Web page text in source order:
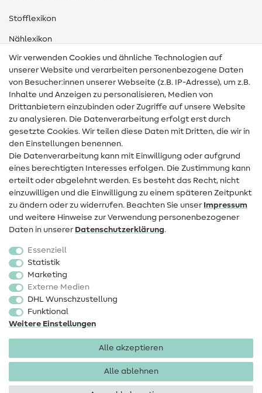
Stofflexikon
Nählexikon
Nähanleitungen
Hilfe & Kontakt
Kontakt
Infos zum Betreiberwechsel
FAQ
Widerrufsrecht
Beliebt
Stoffe
Sale
Schnittmuster
Wir verwenden Cookies und ähnliche Technologien auf
unserer Website und verarbeiten personenbezogene Daten
von Besucher:innen unserer Webseite (z.B. IP-Adresse), um z.B.
Inhalte und Anzeigen zu personalisieren, Medien von
Drittanbietern einzubinden oder Zugriffe auf unsere Website
zu analysieren. Die Datenverarbeitung erfolgt erst durch
gesetzte Cookies. Wir teilen diese Daten mit Dritten, die wir in
den Einstellungen benennen.
Die Datenverarbeitung kann mit Einwilligung oder aufgrund
eines berechtigten Interesses erfolgen. Die Zustimmung kann
erteilt oder abgelehnt werden. Es besteht das Recht, nicht
einzuwilligen und die Einwilligung zu einem späteren Zeitpunkt
zu ändern oder zu widerrufen. Beachten Sie unser Impressum
und weitere Hinweise zur Verwendung personenbezogener
Daten in unserer Daten­schutz­erklärung.
Essenziell
Statistik
Marketing
Externe Medien
DHL Wunschzustellung
Funktional
Weitere Einstellungen
Alle akzeptieren
Alle ablehnen
Impressum Datenschutz
AGB